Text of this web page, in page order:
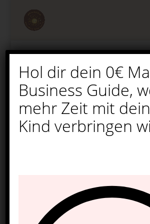
11 Oster DIY
– kreative
für Kinder &
vonMelina |Feb. 20, 2026|Ostern |0
Kommentare
Hol dir dein 0€
Business Guide,
mehr Zeit mit
Kind verbringen